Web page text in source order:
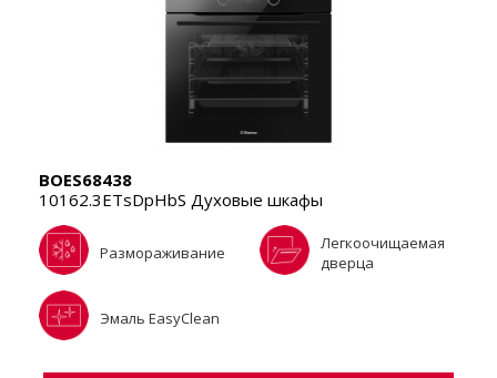
BOES68438
10162.3ETsDpHbS Духовые шкафы
Размораживание
Легкоочищаемая
дверца
Эмаль EasyClean